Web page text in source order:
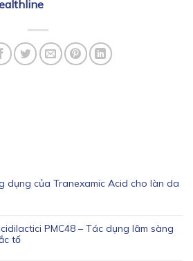
dụng của Tranexamic Acid cho làn da
PMC48 – Tác dụng lâm sàng
tố